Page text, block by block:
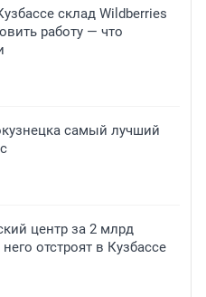
склад Wildberries
работу — что
самый лучший
центр за 2 млрд
отстроят в Кузбассе